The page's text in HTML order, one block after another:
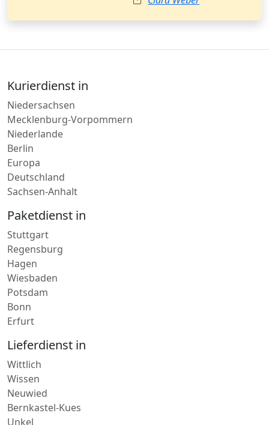
Kurierdienst in
Niedersachsen
Mecklenburg-Vorpommern
Niederlande
Berlin
Europa
Deutschland
Paketdienst in
Stuttgart
Regensburg
Hagen
Wiesbaden
Potsdam
Bonn
Lieferdienst in
Wittlich
Wissen
Neuwied
Bernkastel-Kues